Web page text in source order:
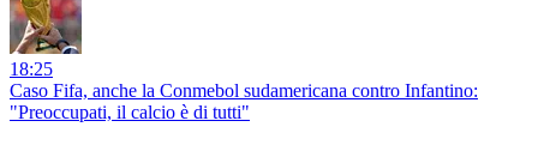
18:25
Caso Fifa, anche la Conmebol sudamericana contro Infantino:
"Preoccupati, il calcio è di tutti"